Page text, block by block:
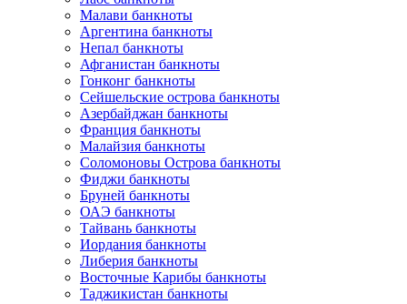
Малави банкноты
Аргентина банкноты
Непал банкноты
Афганистан банкноты
Гонконг банкноты
Сейшельские острова банкноты
Азербайджан банкноты
Франция банкноты
Малайзия банкноты
Соломоновы Острова банкноты
Фиджи банкноты
Бруней банкноты
ОАЭ банкноты
Тайвань банкноты
Иордания банкноты
Либерия банкноты
Восточные Карибы банкноты
Таджикистан банкноты